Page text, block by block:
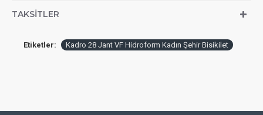
TAKSITLER
Etiketler: Kadro 28 Jant VF Hidroform Kadın Şehir Bisikilet